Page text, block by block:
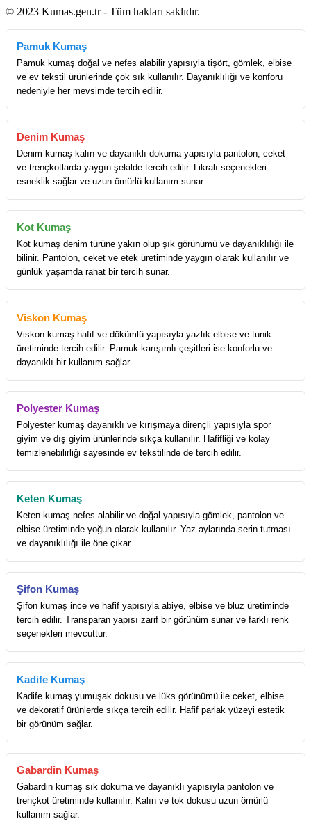
© 2023 Kumas.gen.tr - Tüm hakları saklıdır.
Pamuk Kumaş
Pamuk kumaş doğal ve nefes alabilir yapısıyla tişört, gömlek, elbise
ve ev tekstil ürünlerinde çok sık kullanılır. Dayanıklılığı ve konforu
nedeniyle her mevsimde tercih edilir.
Denim Kumaş
Denim kumaş kalın ve dayanıklı dokuma yapısıyla pantolon, ceket
ve trençkotlarda yaygın şekilde tercih edilir. Likralı seçenekleri
esneklik sağlar ve uzun ömürlü kullanım sunar.
Kot Kumaş
Kot kumaş denim türüne yakın olup şık görünümü ve dayanıklılığı ile
bilinir. Pantolon, ceket ve etek üretiminde yaygın olarak kullanılır ve
günlük yaşamda rahat bir tercih sunar.
Viskon Kumaş
Viskon kumaş hafif ve dökümlü yapısıyla yazlık elbise ve tunik
üretiminde tercih edilir. Pamuk karışımlı çeşitleri ise konforlu ve
dayanıklı bir kullanım sağlar.
Polyester Kumaş
Polyester kumaş dayanıklı ve kırışmaya dirençli yapısıyla spor
giyim ve dış giyim ürünlerinde sıkça kullanılır. Hafifliği ve kolay
temizlenebilirliği sayesinde ev tekstilinde de tercih edilir.
Keten Kumaş
Keten kumaş nefes alabilir ve doğal yapısıyla gömlek, pantolon ve
elbise üretiminde yoğun olarak kullanılır. Yaz aylarında serin tutması
ve dayanıklılığı ile öne çıkar.
Şifon Kumaş
Şifon kumaş ince ve hafif yapısıyla abiye, elbise ve bluz üretiminde
tercih edilir. Transparan yapısı zarif bir görünüm sunar ve farklı renk
seçenekleri mevcuttur.
Kadife Kumaş
Kadife kumaş yumuşak dokusu ve lüks görünümü ile ceket, elbise
ve dekoratif ürünlerde sıkça tercih edilir. Hafif parlak yüzeyi estetik
bir görünüm sağlar.
Gabardin Kumaş
Gabardin kumaş sık dokuma ve dayanıklı yapısıyla pantolon ve
trençkot üretiminde kullanılır. Kalın ve tok dokusu uzun ömürlü
kullanım sağlar.